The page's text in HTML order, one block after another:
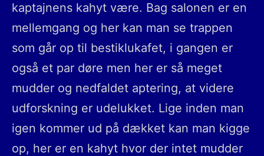
kaptajnens kahyt være. Bag salonen er en
mellemgang og her kan man se trappen
som går op til bestiklukafet, i gangen er
også et par døre men her er så meget
mudder og nedfaldet aptering, at videre
udforskning er udelukket. Lige inden man
igen kommer ud på dækket kan man kigge
op, her er en kahyt hvor der intet mudder